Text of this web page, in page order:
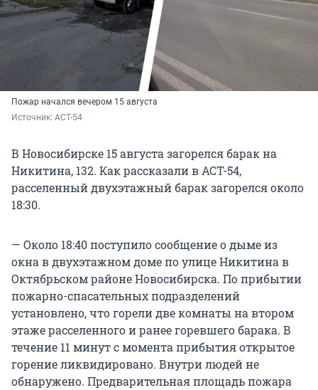
Пожар начался вечером 15 августа
Источник: АСТ-54
В Новосибирске 15 августа загорелся барак на
Никитина, 132. Как рассказали в АСТ-54,
расселенный двухэтажный барак загорелся около
18:30.
— Около 18:40 поступило сообщение о дыме из
окна в двухэтажном доме по улице Никитина в
Октябрьском районе Новосибирска. По прибытии
пожарно-спасательных подразделений
установлено, что горели две комнаты на втором
этаже расселенного и ранее горевшего барака. В
течение 11 минут с момента прибытия открытое
горение ликвидировано. Внутри людей не
обнаружено. Предварительная площадь пожара